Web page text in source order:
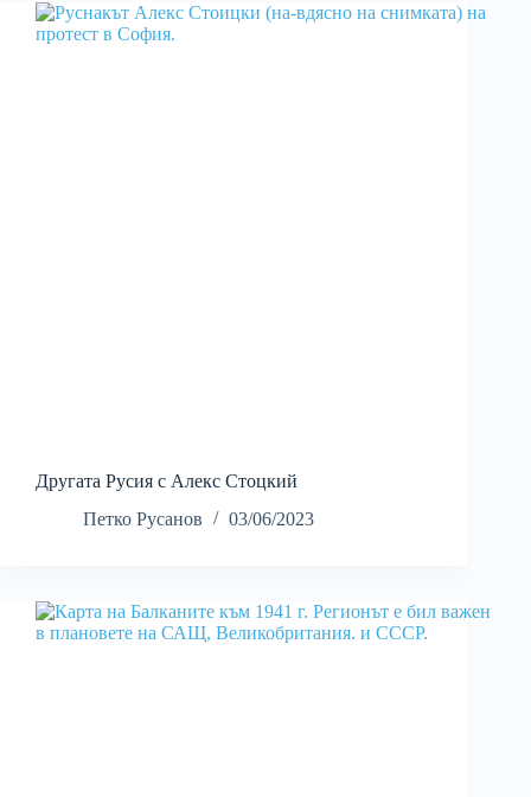
Другата Русия с Алекс Стоцкий
Петко Русанов
03/06/2023